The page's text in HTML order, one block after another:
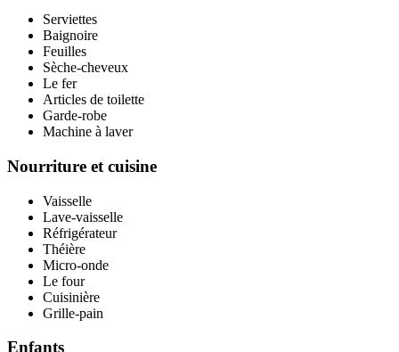
Serviettes
Baignoire
Feuilles
Sèche-cheveux
Le fer
Articles de toilette
Garde-robe
Machine à laver
Nourriture et cuisine
Vaisselle
Lave-vaisselle
Réfrigérateur
Théière
Micro-onde
Le four
Cuisinière
Grille-pain
Enfants